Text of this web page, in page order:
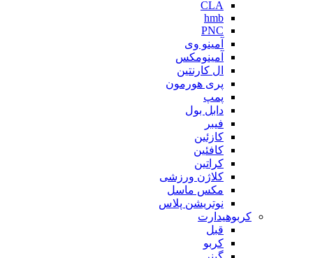
CLA
hmb
PNC
آمینو وی
آمینومکس
ال کارنتین
پری هورمون
پمپ
دابل بول
فیبر
کازئین
کافئین
کراتین
کلاژن ورزشی
مکس ماسل
نوتریشن پلاس
کربوهیدارت
قبل
کربو